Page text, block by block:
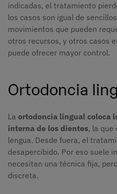
indicadas, el tratamiento
los casos son igual de
movimientos que pueden
otros recursos, y otros casos
puede ofrecer mayor control.
Ortodoncia
La ortodoncia lingual coloca
interna de los dientes, la que
lengua. Desde fuera, el
desapercibido. Por eso suele
necesitan una técnica fija,
discreta.